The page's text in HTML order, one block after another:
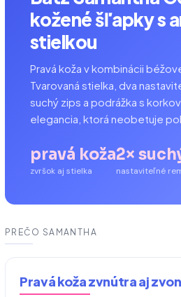
kožené šľapky s
stielkou
Pravá koža v kombinácii
Tvarovaná stielka, dva
suchý zips a podrážka s
elegancia, ktorá neobetuje
pravá koža
zvršok aj stielka
2×
nastaviteľné
PREČO SAMANTHA
Pravá koža zvnútra aj